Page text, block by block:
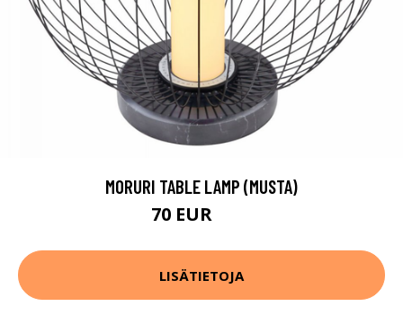
MORURI TABLE LAMP (MUSTA)
70 EUR
LISÄTIETOJA